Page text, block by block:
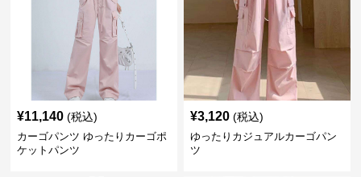
¥11,140 (税込)
カーゴパンツ ゆったりカーゴポ
ケットパンツ
¥3,120 (税込)
ゆったりカジュアルカーゴパン
ツ